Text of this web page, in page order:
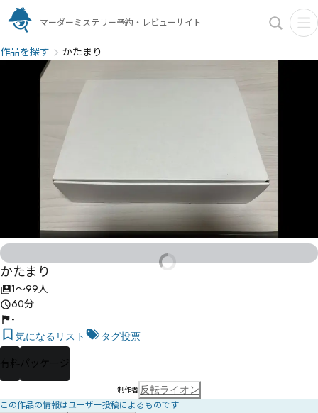
マーダーミステリー予約・レビューサイト
作品を探す かたまり
かたまり
1〜99人
60分
-
気になるリスト タグ投票
有料 パッケージ
制作者 反転ライオン
この作品の情報はユーザー投稿によるものです